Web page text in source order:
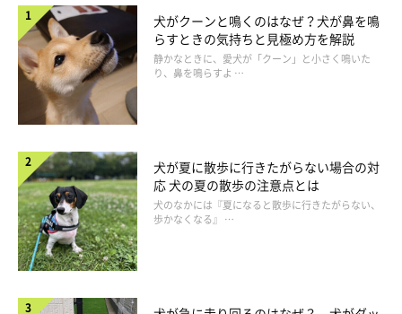
犬がクーンと鳴くのはなぜ？犬が鼻を鳴
らすときの気持ちと見極め方を解説
静かなときに、愛犬が「クーン」と小さく鳴いた
り、鼻を鳴らすよ …
犬が夏に散歩に行きたがらない場合の対
応 犬の夏の散歩の注意点とは
犬のなかには『夏になると散歩に行きたがらない、
歩かなくなる』 …